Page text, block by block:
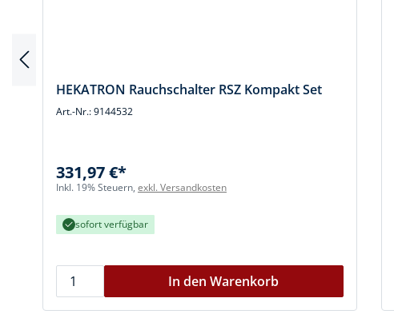
HEKATRON Rauchschalter RSZ Kompakt Set
Art.-Nr.: 9144532
331,97 €*
Inkl. 19% Steuern, exkl. Versandkosten
sofort verfügbar
In den Warenkorb